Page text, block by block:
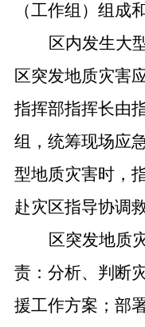
（工作组）组成
区内发生大
区突发地质灾害
指挥部指挥长由
组，统筹现场应
型地质灾害时，
赴灾区指导协调
区突发地质
责：分析、判断
援工作方案；部